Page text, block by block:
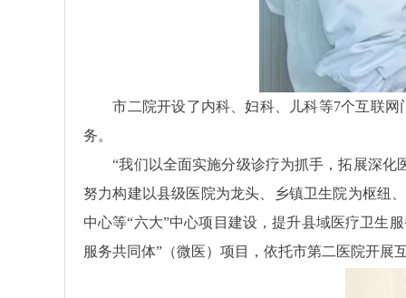
市二院开设了内科、妇科、儿科等7个互联网
务。
“我们以全面实施分级诊疗为抓手，拓展深化
努力构建以县级医院为龙头、乡镇卫生院为枢纽
中心等“六大”中心项目建设，提升县域医疗卫生
服务共同体”（微医）项目，依托市第二医院开展